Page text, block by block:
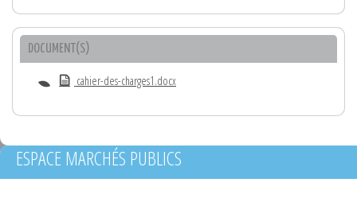
DOCUMENT(S)
cahier-des-charges1.docx
ESPACE MARCHÉS PUBLICS